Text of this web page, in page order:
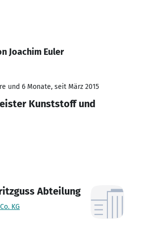
Joachim Euler
und 6 Monate, seit März 2015
Kunststoff und
Abteilung
KG